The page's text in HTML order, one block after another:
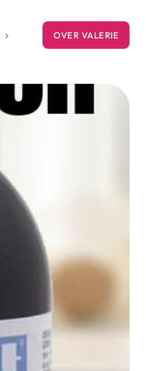
OVER VALERIE